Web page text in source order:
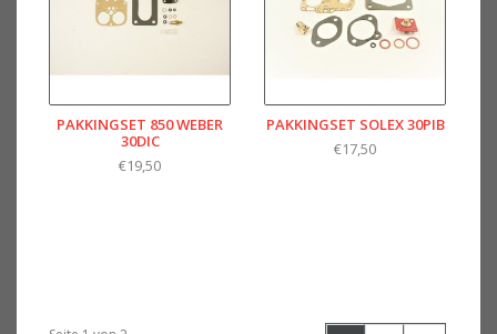
PAKKINGSET 850 WEBER
30DIC
€19,50
PAKKINGSET SOLEX 30PIB
€17,50